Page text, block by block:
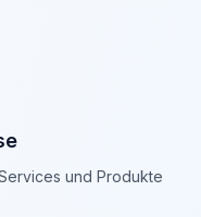
und Produkte